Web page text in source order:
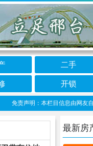
二手
开锁
免责声明：本栏目信息由网友自
最新房